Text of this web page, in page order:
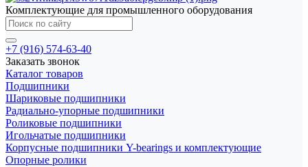
Комплектующие для промышленного оборудования
+7 (916) 574-63-40
Заказать звонок
Каталог товаров
Подшипники
Шариковые подшипники
Радиально-упорные подшипники
Роликовые подшипники
Игольчатые подшипники
Корпусные подшипники Y-bearings и комплектующие
Опорные ролики